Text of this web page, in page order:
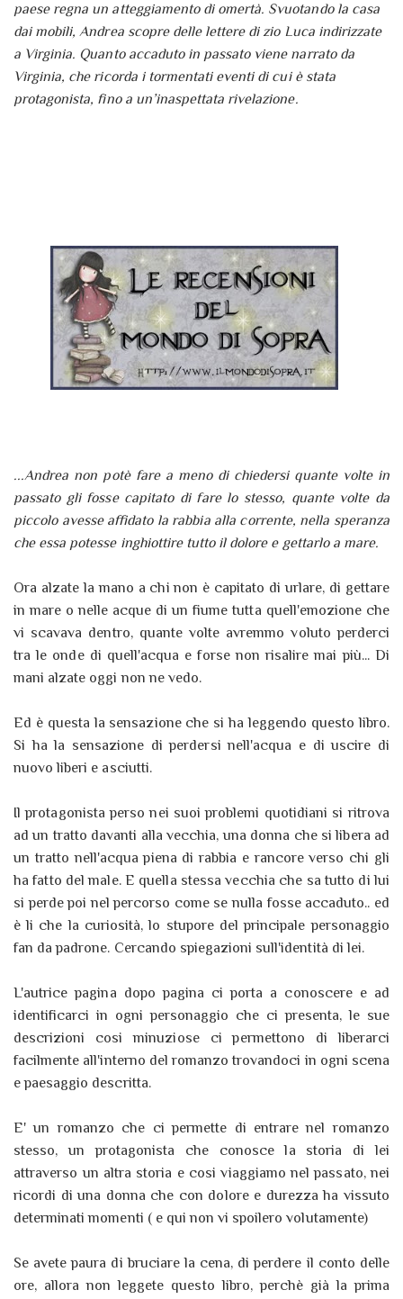
paese regna un atteggiamento di omertà. Svuotando la casa
dai mobili, Andrea scopre delle lettere di zio Luca indirizzate
a Virginia. Quanto accaduto in passato viene narrato da
Virginia, che ricorda i tormentati eventi di cui è stata
protagonista, fino a un’inaspettata rivelazione.
...Andrea non potè fare a meno di chiedersi quante volte in
passato gli fosse capitato di fare lo stesso, quante volte da
piccolo avesse affidato la rabbia alla corrente, nella speranza
che essa potesse inghiottire tutto il dolore e gettarlo a mare.
Ora alzate la mano a chi non è capitato di urlare, di gettare
in mare o nelle acque di un fiume tutta quell'emozione che
vi scavava dentro, quante volte avremmo voluto perderci
tra le onde di quell'acqua e forse non risalire mai più... Di
mani alzate oggi non ne vedo.
Ed è questa la sensazione che si ha leggendo questo libro.
Si ha la sensazione di perdersi nell'acqua e di uscire di
nuovo liberi e asciutti.
Il protagonista perso nei suoi problemi quotidiani si ritrova
ad un tratto davanti alla vecchia, una donna che si libera ad
un tratto nell'acqua piena di rabbia e rancore verso chi gli
ha fatto del male. E quella stessa vecchia che sa tutto di lui
si perde poi nel percorso come se nulla fosse accaduto.. ed
è li che la curiosità, lo stupore del principale personaggio
fan da padrone. Cercando spiegazioni sull'identità di lei.
L'autrice pagina dopo pagina ci porta a conoscere e ad
identificarci in ogni personaggio che ci presenta, le sue
descrizioni cosi minuziose ci permettono di liberarci
facilmente all'interno del romanzo trovandoci in ogni scena
e paesaggio descritta.
E' un romanzo che ci permette di entrare nel romanzo
stesso, un protagonista che conosce la storia di lei
attraverso un altra storia e cosi viaggiamo nel passato, nei
ricordi di una donna che con dolore e durezza ha vissuto
determinati momenti ( e qui non vi spoilero volutamente)
Se avete paura di bruciare la cena, di perdere il conto delle
ore, allora non leggete questo libro, perchè già la prima